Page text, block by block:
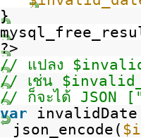
}
?>
// แปลง
// เช่น
// ก็จะได้ JSON
var
json_encode(